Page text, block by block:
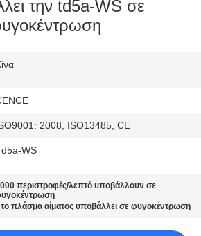
την td5a-WS σε
2008, ISO13485, CE
WS
περιστροφές/λεπτό υποβάλλουν σε
το πλάσμα αίματος υποβάλλει σε φυγοκέντρωση